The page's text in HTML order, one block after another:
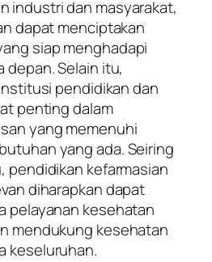
industri dan masyarakat,
dapat menciptakan
siap menghadapi
depan. Selain itu,
pendidikan dan
penting dalam
yang memenuhi
yang ada. Seiring
pendidikan kefarmasian
diharapkan dapat
pelayanan kesehatan
mendukung kesehatan
keseluruhan.